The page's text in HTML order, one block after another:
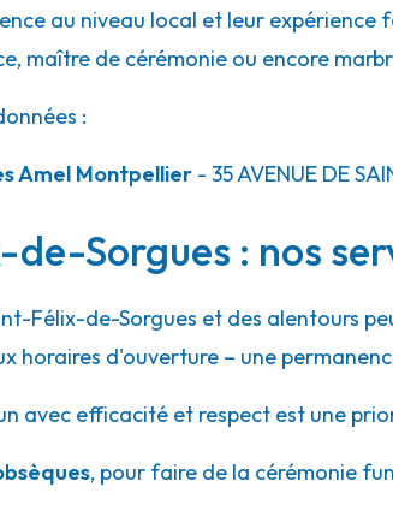
au niveau local et leur
maître de cérémonie ou encore
:
Amel Montpellier - 35 AVENUE DE
Sorgues : nos
Félix-de-Sorgues et des alentours
horaires d'ouverture – une
avec efficacité et respect est une
, pour faire de la cérémonie